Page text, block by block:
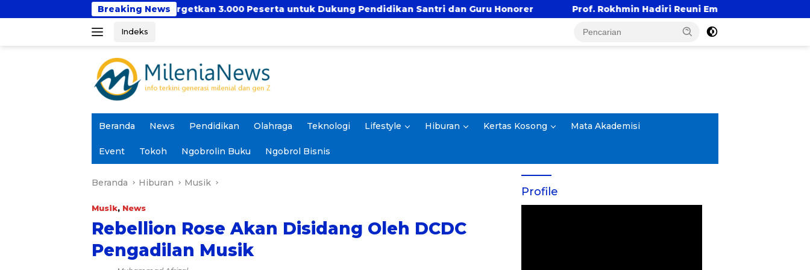
ke
Breaking News
Kembali, Targetkan 3.000 Peserta untuk Dukung Pendidikan Santri dan Guru Honorer Prof. Rokhmin Hadiri Reuni Emas Alumni SMANDA Kota Cirebon
Indeks
Beranda News Pendidikan Olahraga Teknologi Lifestyle Hiburan Kertas Kosong Mata Akademisi
Event Tokoh Ngobrolin Buku Ngobrol Bisnis
Beranda Hiburan Musik
Musik, News
Rebellion Rose Akan Disidang Oleh DCDC
Pengadilan Musik
Profile